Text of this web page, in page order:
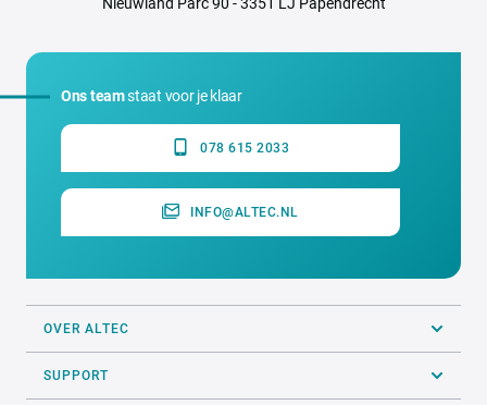
Ons teamstaat voor je klaar
078 615 2033
INFO@ALTEC.NL
OVER ALTEC
SUPPORT